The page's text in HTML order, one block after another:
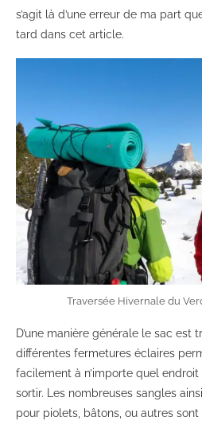
s’agit là d’une erreur de ma part
tard dans cet article.
Traversée Hivernale du
D’une manière générale le sac est
différentes fermetures éclaires
facilement à n’importe quel
sortir. Les nombreuses sangles
pour piolets, bâtons, ou autres